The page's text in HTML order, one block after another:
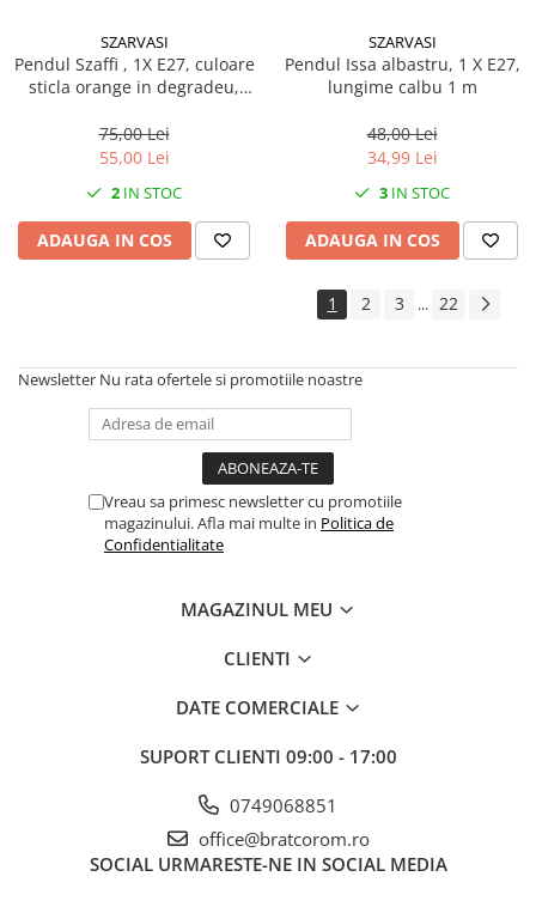
Pentru sticla si suprafete fine
Pentru toaleta si wc
Pentru toate suprafetele
Solutii pentru suprafetele din lemn
Solutii specializate
Solutii profesionale pentru
bucatarie
SZARVASI
Pendul Szaffi , 1X E27, culoare
sticla orange in degradeu,
75,00 Lei
55,00 Lei
2 IN STOC
ADAUGA IN COS
SZARVASI
Pendul Issa albastru, 1 X E27,
lungime calbu 1 m
48,00 Lei
34,99 Lei
3 IN STOC
ADAUGA IN COS
1 2 3 ... 22
Newsletter Nu rata ofertele si promotiile noastre
Vreau sa primesc newsletter cu promotiile
magazinului. Afla mai multe in Politica de
Confidentialitate
MAGAZINUL MEU
CLIENTI
DATE COMERCIALE
SUPORT CLIENTI 09:00 - 17:00
0749068851
office@bratcorom.ro
SOCIAL URMARESTE-NE IN SOCIAL MEDIA